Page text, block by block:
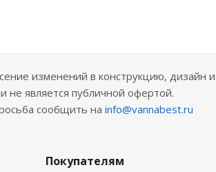
изменений в конструкцию, дизайн
не является публичной офертой.
сообщить на info@vannabest.ru
Покупателям